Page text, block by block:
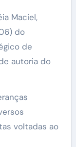
do
de
autoria do
voltadas ao